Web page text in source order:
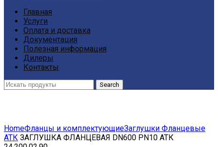
Главная
Услуги
Оплата и доставка
Документация
Полезная информация
Дилеры
Контакты
Search
HomeФланцы и комплектующиеЗаглушки Фланцевые
АТК ЗАГЛУШКА ФЛАНЦЕВАЯ DN600 PN10 АТК